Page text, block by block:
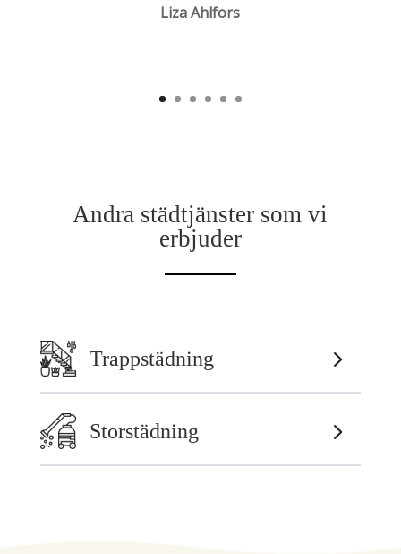
Liza Ahlfors
Andra städtjänster som vi
erbjuder
Trappstädning
Storstädning